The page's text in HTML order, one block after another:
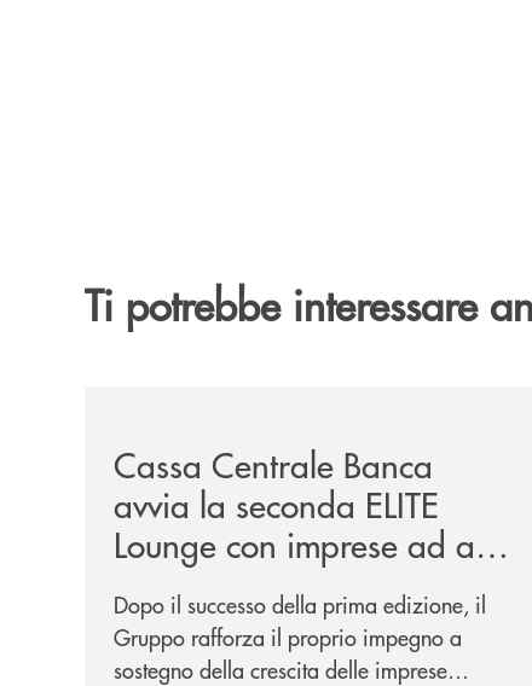
Ti potrebbe interessare
Cassa Centrale Banca
avvia la seconda ELITE
Lounge con imprese ad alto
potenziale
Dopo il successo della prima edizione, il
Gruppo rafforza il proprio impegno a
sostegno della crescita delle imprese